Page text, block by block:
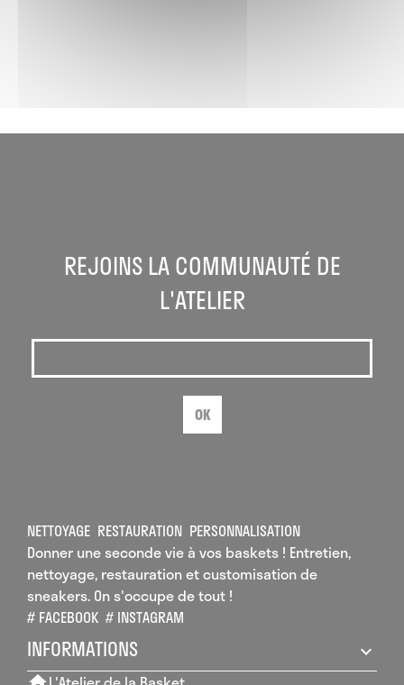
REJOINS LA COMMUNAUTÉ DE
L'ATELIER
OK
NETTOYAGE RESTAURATION PERSONNALISATION
Donner une seconde vie à vos baskets ! Entretien,
nettoyage, restauration et customisation de
sneakers. On s'occupe de tout !
# FACEBOOK # INSTAGRAM
INFORMATIONS